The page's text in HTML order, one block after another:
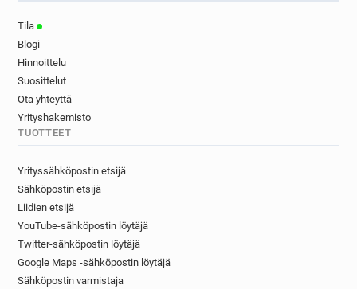
Tila
Blogi
Hinnoittelu
Suosittelut
Ota yhteyttä
Yrityshakemisto
TUOTTEET
Yrityssähköpostin etsijä
Sähköpostin etsijä
Liidien etsijä
YouTube-sähköpostin löytäjä
Twitter-sähköpostin löytäjä
Google Maps -sähköpostin löytäjä
Sähköpostin varmistaja